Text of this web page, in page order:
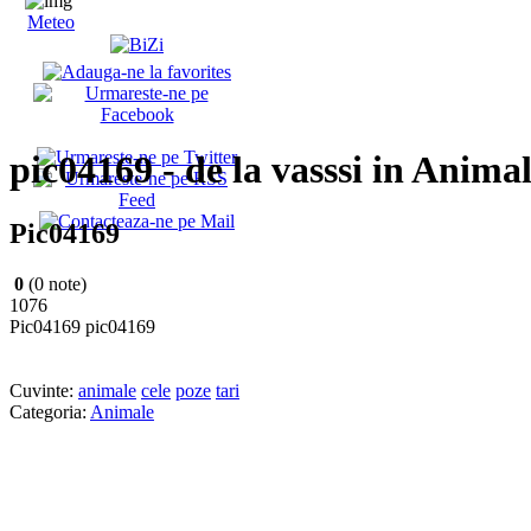
Meteo
pic04169 - de la vasssi in
Pic04169
0 (0 note)
1076
Pic04169 pic04169
Cuvinte: animale cele poze tari
Categoria: Animale